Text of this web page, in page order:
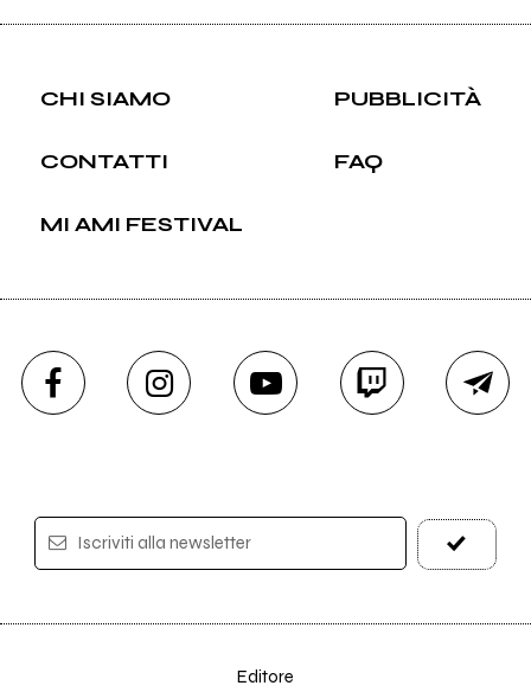
CHI SIAMO PUBBLICITÀ
CONTATTI FAQ
MI AMI FESTIVAL
Iscriviti alla newsletter
Editore